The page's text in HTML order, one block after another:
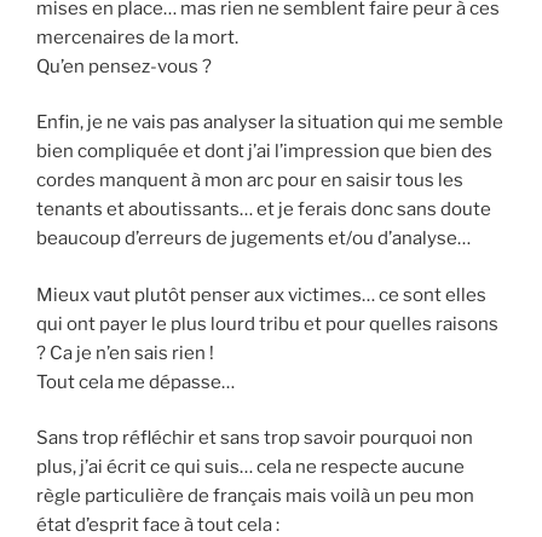
mises en place… mas rien ne semblent faire peur à ces
mercenaires de la mort.
Qu’en pensez-vous ?
Enfin, je ne vais pas analyser la situation qui me semble
bien compliquée et dont j’ai l’impression que bien des
cordes manquent à mon arc pour en saisir tous les
tenants et aboutissants… et je ferais donc sans doute
beaucoup d’erreurs de jugements et/ou d’analyse…
Mieux vaut plutôt penser aux victimes… ce sont elles
qui ont payer le plus lourd tribu et pour quelles raisons
? Ca je n’en sais rien !
Tout cela me dépasse…
Sans trop réfléchir et sans trop savoir pourquoi non
plus, j’ai écrit ce qui suis… cela ne respecte aucune
règle particulière de français mais voilà un peu mon
état d’esprit face à tout cela :